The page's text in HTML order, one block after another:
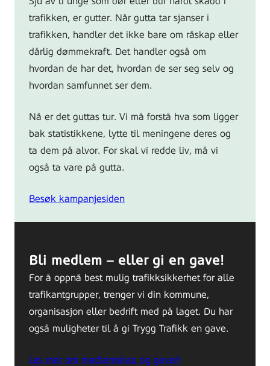
trafikken, er gutter. Når gutta tar sjanser i
trafikken, handler det ikke bare om råskap eller
dårlig dømmekraft. Det handler også om
hvordan de har det, hvordan de ser seg selv og
hvordan samfunnet ser dem.
Nå er det guttas tur. Vi må forstå hva som ligger
bak statistikkene, lytte til meningene deres og
ta dem på alvor. For skal vi redde liv, må vi
også ta vare på gutta.
Besøk kampanjesiden
Bli medlem – eller gi en gave!
For å oppnå best mulig trafikksikkerhet for alle
trafikantgrupper, trenger vi din kommune,
organisasjon eller bedrift med på laget. Du har
også muligheter til å gi Trygg Trafikk en gave.
Les mer om medlemskap og gaver!